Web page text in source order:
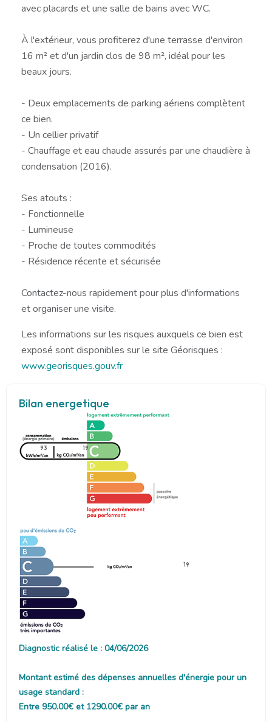
avec placards et une salle de bains avec WC.
À l'extérieur, vous profiterez d'une terrasse d'environ
16 m² et d'un jardin clos de 98 m², idéal pour les
beaux jours.
- Deux emplacements de parking aériens complètent
ce bien.
- Un cellier privatif
- Chauffage et eau chaude assurés par une chaudière à
condensation (2016).
Ses atouts :
- Fonctionnelle
- Lumineuse
- Proche de toutes commodités
- Résidence récente et sécurisée
Contactez-nous rapidement pour plus d'informations
et organiser une visite.
Les informations sur les risques auxquels ce bien est
exposé sont disponibles sur le site Géorisques :
www.georisques.gouv.fr
Bilan energetique
93 19
19
Diagnostic réalisé le : 04/06/2026
Montant estimé des dépenses annuelles d'énergie pour un
usage standard :
Entre 950.00€ et 1290.00€ par an